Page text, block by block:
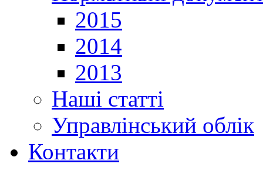
2015
2014
2013
Наші статті
Управлінський облік
Контакти